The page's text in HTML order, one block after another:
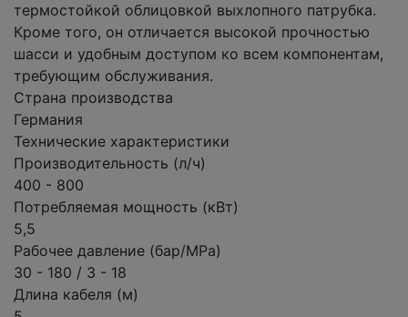
термостойкой облицовкой выхлопного патрубка.
Кроме того, он отличается высокой прочностью
шасси и удобным доступом ко всем компонентам,
требующим обслуживания.
Страна производства
Германия
Технические характеристики
Производительность (л/ч)
400 - 800
Потребляемая мощность (кВт)
5,5
Рабочее давление (бар/MPa)
30 - 180 / 3 - 18
Длина кабеля (м)